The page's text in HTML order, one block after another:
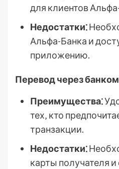
для клиентов
Недостатки⁚
Альфа-Банка и
приложению.
Перевод через
Преимущества⁚
тех‚ кто
транзакции.
Недостатки⁚
карты получателя